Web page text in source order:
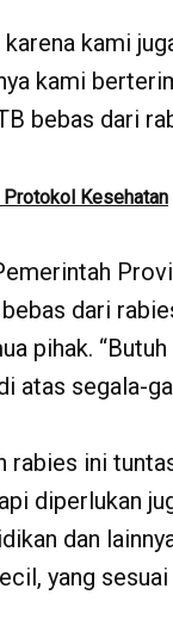
kami
kami
bebas dari
Kesehatan
dari
pihak.
segala-
ini
diperlukan
dan
yang